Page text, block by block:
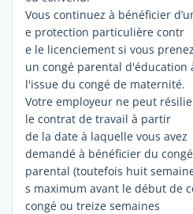
Vous continuez à bénéficier
e protection particulière contr
e le licenciement si vous prenez
un congé parental d'éducation
l'issue du congé de maternité.
Votre employeur ne peut
le contrat de travail à partir
de la date à laquelle vous avez
demandé à bénéficier du congé
parental (toutefois huit
s maximum avant le début de
congé ou treize semaines